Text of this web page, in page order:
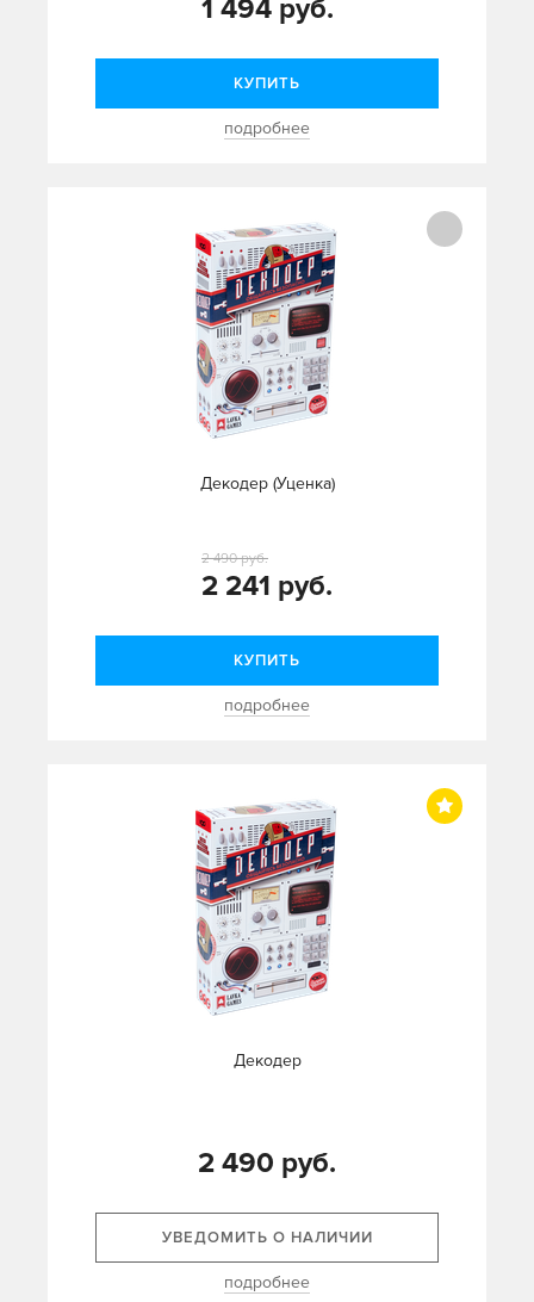
1 494 руб.
КУПИТЬ
подробнее
Декодер (Уценка)
2 241 руб.
2 490 руб.
КУПИТЬ
подробнее
Декодер
2 490 руб.
УВЕДОМИТЬ О НАЛИЧИИ
подробнее